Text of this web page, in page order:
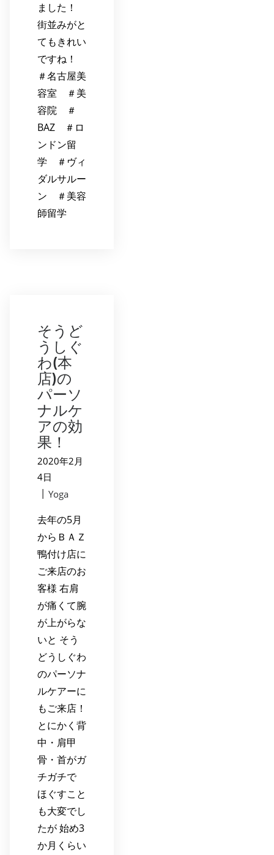
ました！
街並みがと
てもきれい
ですね！
＃名古屋美
容室 ＃美
容院 ＃
BAZ ＃ロ
ンドン留
学 ＃ヴィ
ダルサルー
ン ＃美容
師留学
そうど
うしぐ
わ(本
店)の
パーソ
ナルケ
アの効
果！
2020年2月
4日
| Yoga
去年の5月
からＢＡＺ
鴨付け店に
ご来店のお
客様 右肩
が痛くて腕
が上がらな
いと そう
どうしぐわ
のパーソナ
ルケアーに
もご来店！
とにかく背
中・肩甲
骨・首がガ
チガチで
ほぐすこと
も大変でし
たが 始め3
か月くらい